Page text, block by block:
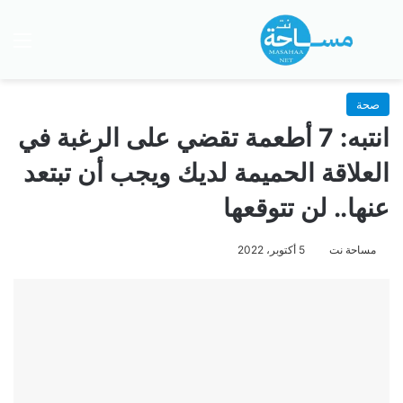
بحث عن
صحة
انتبه: 7 أطعمة تقضي على الرغبة في
العلاقة الحميمة لديك ويجب أن تبتعد
عنها.. لن تتوقعها
مساحة نت 5 أكتوبر، 2022